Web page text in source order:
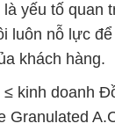
yếu tố quan
luôn nỗ lực
khách hàng.
kinh doanh
Granulated